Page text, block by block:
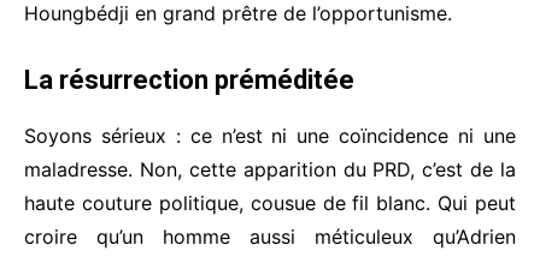
Houngbédji en grand prêtre de l’opportunisme.
La résurrection préméditée
Soyons sérieux : ce n’est ni une coïncidence ni une
maladresse. Non, cette apparition du PRD, c’est de la
haute couture politique, cousue de fil blanc. Qui peut
croire qu’un homme aussi méticuleux qu’Adrien